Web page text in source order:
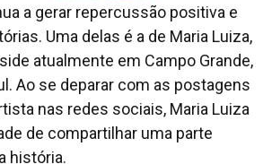
a gerar repercussão positiva e
Uma delas é a de Maria Luiza,
atualmente em Campo Grande,
Ao se deparar com as postagens
nas redes sociais, Maria Luiza
de compartilhar uma parte
história.